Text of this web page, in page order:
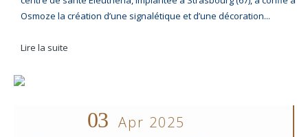
Osmoze la création d’une signalétique et d’une décoration...
Lire la suite
03 Apr 2025